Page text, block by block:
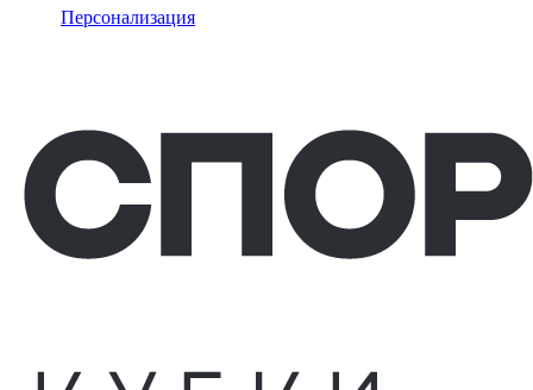
Персонализация